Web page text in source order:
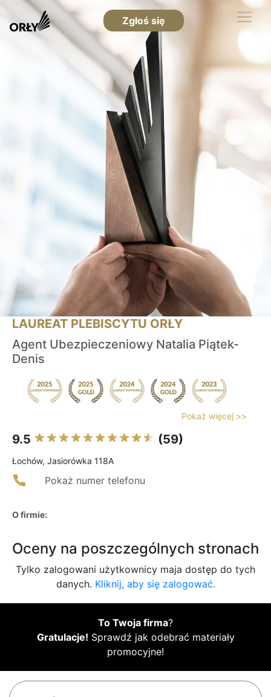
Zgłoś się
LAUREAT PLEBISCYTU ORŁY
Agent Ubezpieczeniowy Natalia Piątek-
Denis
Pokaż więcej >>
9.5 (59)
Łochów, Jasiorówka 118A
Pokaż numer telefonu
O firmie:
Oceny na poszczególnych stronach
Tylko zalogowani użytkownicy maja dostęp do tych
danych. Kliknij, aby się zalogować.
To Twoja firma?
Gratulacje! Sprawdź jak odebrać materiały
promocyjne!